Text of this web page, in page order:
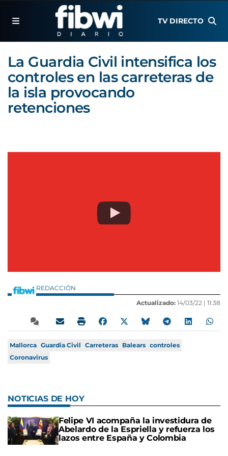
TV DIRECTO
La Guardia Civil intensifica los
controles en las carreteras de
la isla provocando
retenciones
REDACCIÓN
Actualizado: 14/03/22 | 11:38
Mallorca Guardia Civil Carreteras Balears controles
Coronavirus
NOTICIAS DE HOY
Felipe VI acompaña la investidura de
Abelardo de la Espriella y refuerza los
lazos entre España y Colombia